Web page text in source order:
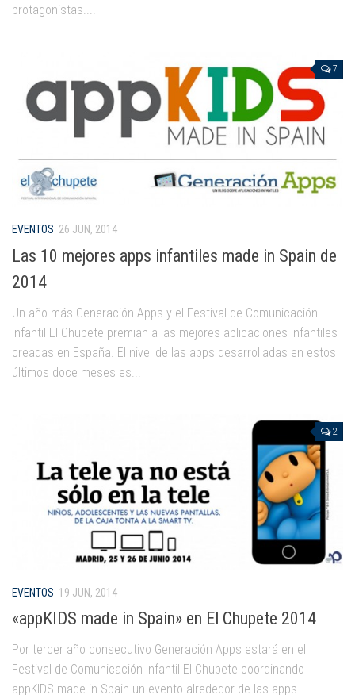
protagonistas....
7
EVENTOS 26 JUN, 2014
Las 10 mejores apps infantiles made in Spain de
2014
Un año más Generación Apps y el Festival de Comunicación
Infantil El Chupete premian a las mejores aplicaciones infantiles
creadas en España. El nivel de las apps desarrolladas en estos
últimos doce meses es...
2
EVENTOS 19 JUN, 2014
«appKIDS made in Spain» en El Chupete 2014
Por tercer año consecutivo Generación Apps estará en el
Festival de Comunicación Infantil El Chupete coordinando
appKIDS made in Spain un evento alrededor de las apps